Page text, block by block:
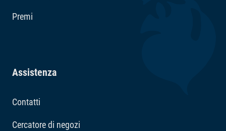
Premi
Assistenza
Contatti
Cercatore di negozi